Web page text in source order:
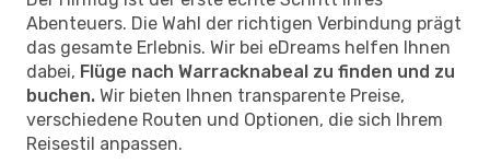
Abenteuers. Die Wahl der richtigen Verbindung prägt
das gesamte Erlebnis. Wir bei eDreams helfen Ihnen
dabei, Flüge nach Warracknabeal zu finden und zu
buchen. Wir bieten Ihnen transparente Preise,
verschiedene Routen und Optionen, die sich Ihrem
Reisestil anpassen.